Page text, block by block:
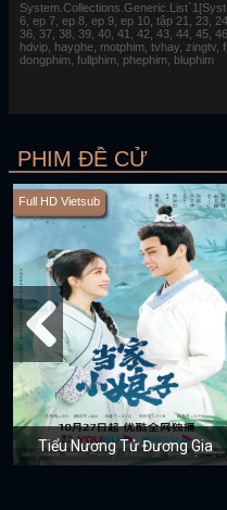
6, ep 7, ep 8, ep 9, ep 10, tập 21, 23,
36, 37, 38, 39, 40, 41, 42, 43, 44, 45,
hdvip, hayghe, motphim, tvhay, zingtv,
dongphim, fullphim, phephim, bluphim
PHIM ĐỀ CỬ
Full HD Vietsub
Tiểu Nương Tử Đương Gia